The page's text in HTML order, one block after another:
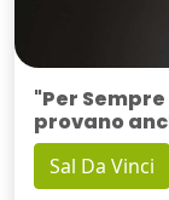
"Per
provano
Sal Da Vinci